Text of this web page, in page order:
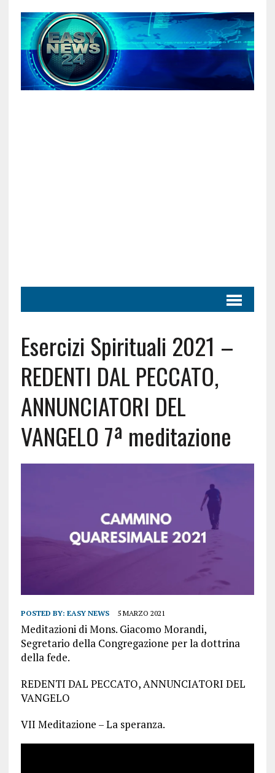
Esercizi Spirituali 2021 –
REDENTI DAL PECCATO,
ANNUNCIATORI DEL
VANGELO 7ª meditazione
POSTED BY: EASY NEWS 5 MARZO 2021
Meditazioni di Mons. Giacomo Morandi,
Segretario della Congregazione per la dottrina
della fede.
REDENTI DAL PECCATO, ANNUNCIATORI DEL
VANGELO
VII Meditazione – La speranza.